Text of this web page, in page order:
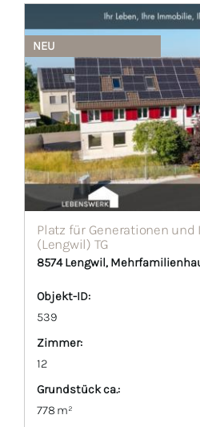
NEU
Platz für Generationen und
(Lengwil) TG
8574 Lengwil,
Objekt-ID:
539
Zimmer:
12
Grund­stück ca.:
778 m²